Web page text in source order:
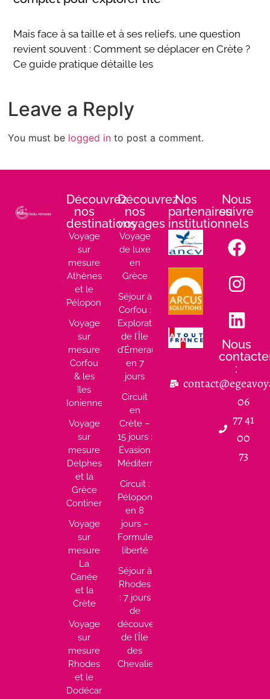
Mais face à sa taille et à ses reliefs, une question
revient souvent : Comment se déplacer en Crète ?
Ce guide pratique détaille les
Leave a Reply
You must be logged in to post a comment.
Découvrez
nos
destinations
Voyage
sur
mesure
Athènes
et le
Péloponnèse
Voyage
sur
mesure
Corfou
& les
îles
Ioniennes
Voyage
sur
mesure
Delphes
et la
Grèce
Continentale
Voyage
sur
mesure
La
Canée
et la
Crète
Voyage
sur
mesure
Rhodes
et le
Dodécanèse
Découvrez
nos
voyages
Voyage
de luxe
en
Grèce
Séjour à
Corfou :
Exploration
de l’Île
d’Émeraude
en 7
jours
Circuit
en
Crète –
15 jours :
Évasion
Méditerranéenne
Circuit :
Péloponnèse
en 8
jours –
Formule
liberté
Séjour à
Rhodes
: 7 jours
de
découverte
de l’Île
des
Chevaliers
Nos
partenaires
institutionnels
Nous
suivre
:
Nous
:
06
77 41
00
73